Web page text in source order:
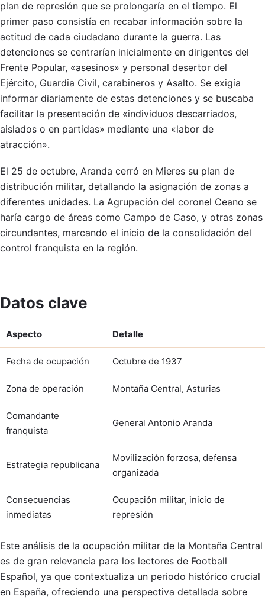
plan de represión que se prolongaría en el tiempo. El
primer paso consistía en recabar información sobre la
actitud de cada ciudadano durante la guerra. Las
detenciones se centrarían inicialmente en dirigentes del
Frente Popular, «asesinos» y personal desertor del
Ejército, Guardia Civil, carabineros y Asalto. Se exigía
informar diariamente de estas detenciones y se buscaba
facilitar la presentación de «individuos descarriados,
aislados o en partidas» mediante una «labor de
atracción».
El 25 de octubre, Aranda cerró en Mieres su plan de
distribución militar, detallando la asignación de zonas a
diferentes unidades. La Agrupación del coronel Ceano se
haría cargo de áreas como Campo de Caso, y otras zonas
circundantes, marcando el inicio de la consolidación del
control franquista en la región.
Datos clave
Aspecto Detalle
Fecha de ocupación Octubre de 1937
Zona de operación Montaña Central, Asturias
Comandante
franquista
General Antonio Aranda
Estrategia republicana
Movilización forzosa, defensa
organizada
Consecuencias
inmediatas
Ocupación militar, inicio de
represión
Este análisis de la ocupación militar de la Montaña Central
es de gran relevancia para los lectores de Football
Español, ya que contextualiza un periodo histórico crucial
en España, ofreciendo una perspectiva detallada sobre